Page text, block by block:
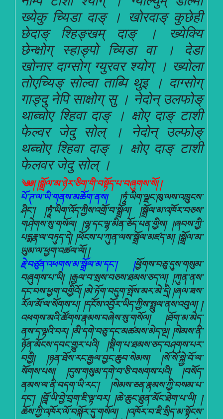
ख्येकु च्यिडा दाङ् । खोरदाङ् कुछेही
छेदाङ् श्हिङ्खम् दाङ् । ख्येक्यि
छेन्क्षोग् स्हाङ्पो च्यिडा वा । देडा
खोनार दाग्सोग् ग्युरवर श्योग् । ख्योला
तोएच्यिङ् सोल्वा ताब्पि थुइ । दाग्सोग्
गाङ्दु नेपि साक्षोग् सु । नेदोन् उलफोङ्
थाब्चोए श्हिवा दाङ् । क्षोए दाङ् टाशी
फेल्वर जेदु सोल् । नेदोन् उल्फोङ्
थब्चोए श्हिवा दाङ् । क्षोए दाङ् टाशी
फेलवर जेदु सोल् ।
༄༅། །སྒྲོལ་མ་ཉེར་ཅིག་གི་བསྟོད་པ་བཞུགས་སོ། །
པོ་ཊ་ལ་ཡི་གནས་མཆོག་ནས། །ཏཱཾ་ཡིག་ལྗང་ཁུ་ལས་འཁྲུངས་
ཤིང་། །ཏཱཾ་ཡིག་འོད་ཀྱིས་འགྲོ་བ་སྒྲོལ། །སྒྲོལ་མ་འཁོར་བཅས་
གཤེགས་སུ་གསོལ། །ལྷ་དང་ལྷ་མིན་ཅོད་པན་གྱིས། །ཞབས་ཀྱི་
པདྨརྣ་ལ་བཏུད་དེ། །ཕོངས་པ་ཀུན་ལས་སྒྲོལ་མཛད་མ། །སྒྲོལ་མ་
ཡུམ་ལ་ཕྱག་འཚལ་ལོ། །
རྗེ་བཙུན་འཕགས་མ་སྒྲོལ་མ་དང་། །ཕྱོགས་བཅུ་དུས་གསུམ་
བཞུགས་པ་ཡི། །རྒྱལ་བ་སྲས་བཅས་ཐམས་ཅད་ལ། །ཀུན་ནས་
དང་བས་ཕྱག་བགྱིའོ། །མེ་ཏོག་བདུག་སྤོས་མར་མེ་དྲི། །ཞལ་ཟས་
རོལ་མོ་ལ་སོགས་པ། །དངོས་འབྱོར་ཡིད་ཀྱིས་སྤྲུལ་ནས་འབུལ། །
འཕགས་མའི་ཚོགས་རྣམས་བཞེས་སུ་གསོལ། །ཐོག་མ་མེད་
ནས་ད་ལྟའི་བར། །མི་དགེ་བཅུ་དང་མཚམས་མེད་ལྔ། །སེམས་ནི་
ཉོན་མོངས་དབང་གྱུར་པའི། །སྡིག་པ་ཐམས་ཅད་བཤགས་པར་
བགྱི། །ཉན་ཐོས་རང་རྒྱལ་བྱང་ཆུབ་སེམས། །སོ་སོ་སྐྱེ་བོ་ལ་
སོགས་པས། །དུས་གསུམ་དགེ་བ་ཅི་བསགས་པའི། །བསོད་
ནམས་ལ་ནི་བདག་ཡི་རང་། །སེམས་ཅན་རྣམས་ཀྱི་བསམ་པ་
དང་། །བློ་ཡི་བྱེ་བྲག་ཇི་ལྟ་བར། །ཆེ་ཆུང་ཐུན་མོང་ཐེག་པ་ཡི། །
ཆོས་ཀྱི་འཁོར་ལོ་བསྐོར་དུ་གསོལ། །འཁོར་བ་ཇི་སྲིད་མ་སྟོངས་